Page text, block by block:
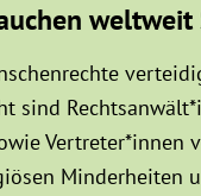
weltweit
sind
Vertreter*innen
Minderheiten